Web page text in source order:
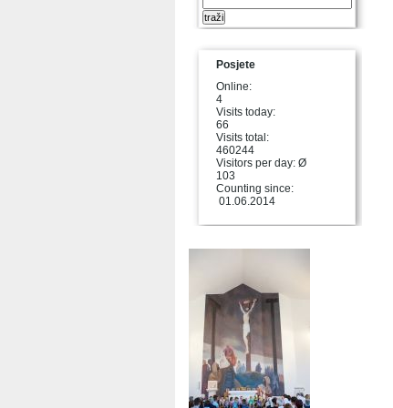
Posjete
Online:
4
Visits today:
66
Visits total:
460244
Visitors per day: Ø
103
Counting since:
01.06.2014